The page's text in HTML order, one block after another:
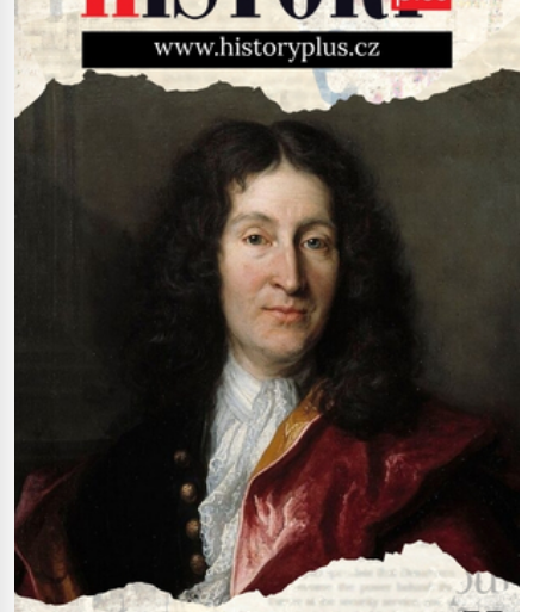
(1927–2005), který během vlastní
svatby přijde […]